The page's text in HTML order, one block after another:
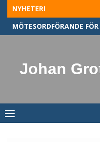
Skip
content
NYHETER!
Johan